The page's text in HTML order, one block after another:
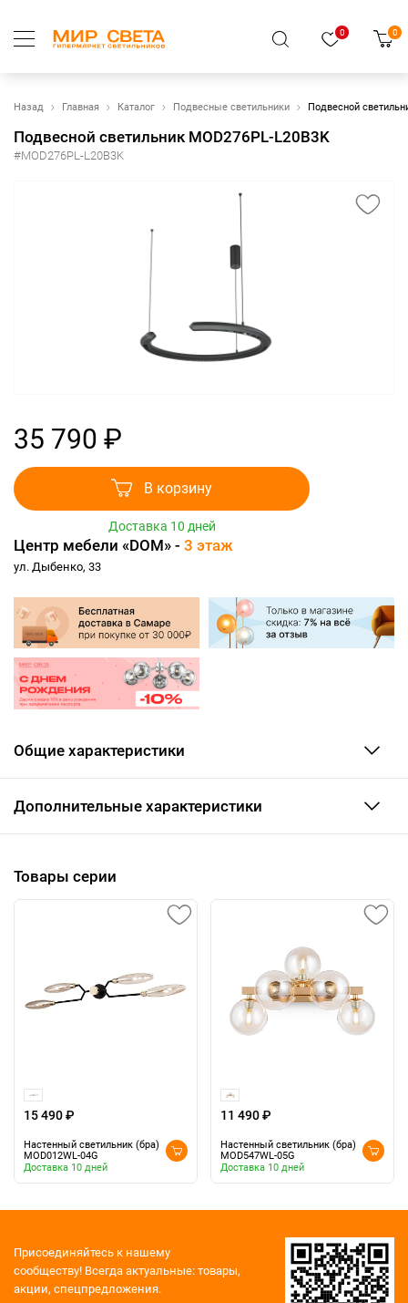
0 0
Назад Главная Каталог Подвесные светильники Подвесной
Подвесной светильник MOD276PL-L20B3K
#MOD276PL-L20B3K
35 790 ₽
В корзину
Доставка 10 дней
Центр мебели «DOM» - 3 этаж
ул. Дыбенко, 33
Общие характеристики
Дополнительные характеристики
Товары серии
15 490 ₽
Настенный светильник (бра)
MOD012WL-04G
Доставка 10 дней
11 490 ₽
Настенный светильник (бра)
MOD547WL-05G
Доставка 10 дней
Присоединяйтесь к нашему
сообществу! Всегда актуальные: товары,
акции, спецпредложения.